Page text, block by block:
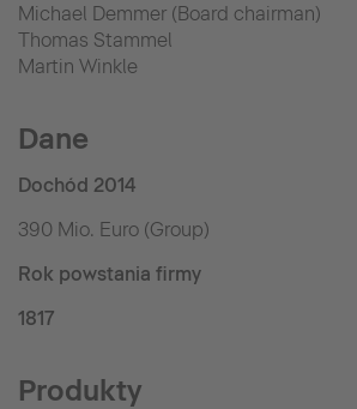
Michael Demmer (Board chairman)
Thomas Stammel
Martin Winkle
Dane
Dochód 2014
390 Mio. Euro (Group)
Rok powstania firmy
1817
Produkty